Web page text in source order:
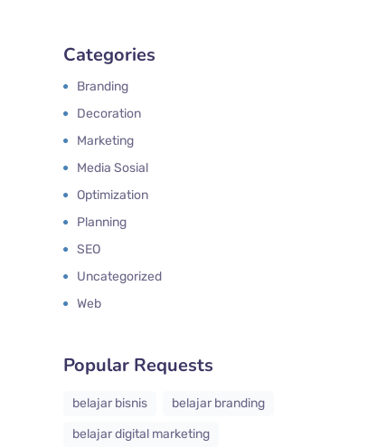
Categories
Branding
Decoration
Marketing
Media Sosial
Optimization
Planning
SEO
Uncategorized
Web
Popular Requests
belajar bisnis
belajar branding
belajar digital marketing